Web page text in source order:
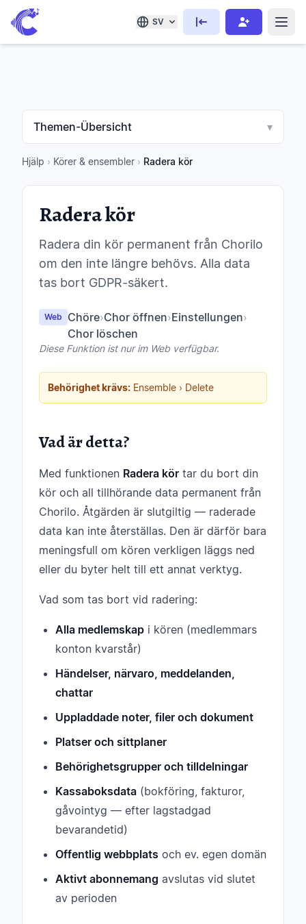
SV
Themen-Übersicht ▾
Hjälp › Körer & ensembler › Radera kör
Radera kör
Radera din kör permanent från Chorilo
om den inte längre behövs. Alla data
tas bort GDPR-säkert.
Web Chöre›Chor öffnen›Einstellungen›
Chor löschen
Diese Funktion ist nur im Web verfügbar.
Behörighet krävs: Ensemble › Delete
Vad är detta?
Med funktionen Radera kör tar du bort din
kör och all tillhörande data permanent från
Chorilo. Åtgärden är slutgiltig — raderade
data kan inte återställas. Den är därför bara
meningsfull om kören verkligen läggs ned
eller du byter helt till ett annat verktyg.
Vad som tas bort vid radering:
Alla medlemskap i kören (medlemmars
konton kvarstår)
Händelser, närvaro, meddelanden,
chattar
Uppladdade noter, filer och dokument
Platser och sittplaner
Behörighetsgrupper och tilldelningar
Kassaboksdata (bokföring, fakturor,
gåvointyg — efter lagstadgad
bevarandetid)
Offentlig webbplats och ev. egen domän
Aktivt abonnemang avslutas vid slutet
av perioden